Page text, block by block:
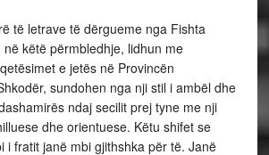
të letrave të dërgueme nga Fishta
këtë përmbledhje, lidhun me
e jetës në Provincën
sundohen nga nji stil i ambël dhe
ndaj secilit prej tyne me nji
dhe orientuese. Këtu shifet se
i fratit janë mbi gjithshka për të. Janë